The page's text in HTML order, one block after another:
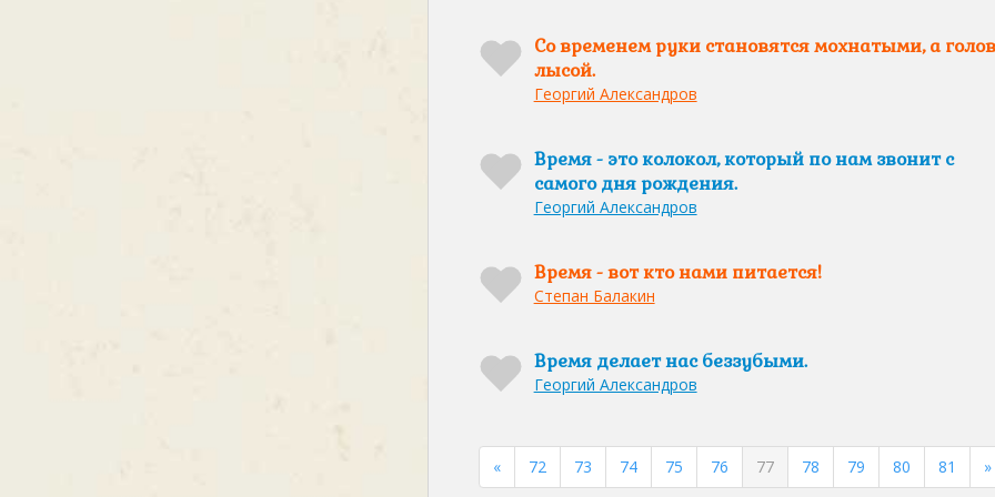
Со временем руки становятся мохнатыми, а
лысой.
Георгий Александров
Время - это колокол, который по нам звонит с
самого дня рождения.
Георгий Александров
Время - вот кто нами питается!
Степан Балакин
Время делает нас беззубыми.
Георгий Александров
« 72 73 74 75 76 77 78 79 80 81 »